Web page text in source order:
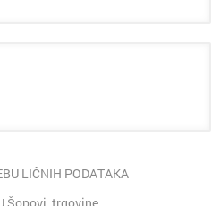
LIČNIH PODATAKA